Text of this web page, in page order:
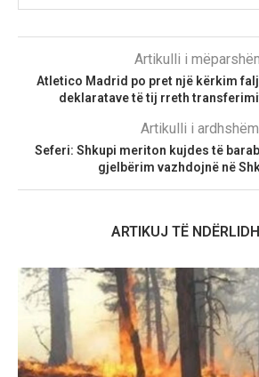
Artikulli i
Atletico Madrid po pret një kërkim
deklaratave të tij rreth
Artikulli i ardhshëm
Seferi: Shkupi meriton kujdes të
gjelbërim vazhdojnë në
ARTIKUJ TË